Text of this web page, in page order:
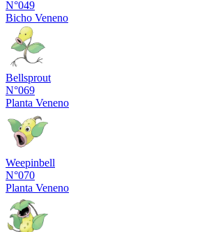
N°049
Bicho Veneno
Bellsprout
N°069
Planta Veneno
Weepinbell
N°070
Planta Veneno